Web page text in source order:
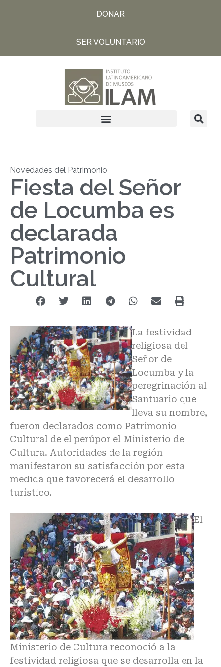
DONAR
SER VOLUNTARIO
Novedades del Patrimonio
Fiesta del Señor
de Locumba es
declarada
Patrimonio
Cultural
La festividad
religiosa del
Señor de
Locumba y la
peregrinación al
Santuario que
lleva su nombre,
fueron declarados como Patrimonio
Cultural de el perúpor el Ministerio de
Cultura. Autoridades de la región
manifestaron su satisfacción por esta
medida que favorecerá el desarrollo
turístico.
El
Ministerio de Cultura reconoció a la
festividad religiosa que se desarrolla en la